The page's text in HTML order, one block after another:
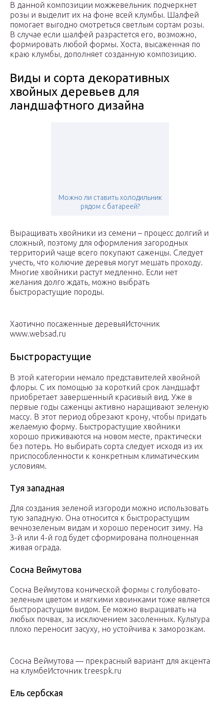
В данной композиции можжевельник подчеркнет
розы и выделит их на фоне всей клумбы. Шалфей
помогает выгодно смотреться светлым сортам розы.
В случае если шалфей разрастется его, возможно,
формировать любой формы. Хоста, высаженная по
краю клумбы, дополняет созданную композицию.
Виды и сорта декоративных
хвойных деревьев для
ландшафтного дизайна
Можно ли ставить холодильник
рядом с батареей?
Выращивать хвойники из семени – процесс долгий и
сложный, поэтому для оформления загородных
территорий чаще всего покупают саженцы. Следует
учесть, что колючие деревья могут мешать проходу.
Многие хвойники растут медленно. Если нет
желания долго ждать, можно выбрать
быстрорастущие породы.
Хаотично посаженные деревьяИсточник
www.websad.ru
Быстрорастущие
В этой категории немало представителей хвойной
флоры. С их помощью за короткий срок ландшафт
приобретает завершенный красивый вид. Уже в
первые годы саженцы активно наращивают зеленую
массу. В этот период обрезают крону, чтобы придать
желаемую форму. Быстрорастущие хвойники
хорошо приживаются на новом месте, практически
без потерь. Но выбирать сорта следует исходя из их
приспособленности к конкретным климатическим
условиям.
Туя западная
Для создания зеленой изгороди можно использовать
тую западную. Она относится к быстрорастущим
вечнозеленым видам и хорошо переносит зиму. На
3-й или 4-й год будет сформирована полноценная
живая ограда.
Сосна Веймутова
Сосна Веймутова конической формы с голубовато-
зеленым цветом и мягкими хвоинками тоже является
быстрорастущим видом. Ее можно выращивать на
любых почвах, за исключением засоленных. Культура
плохо переносит засуху, но устойчива к заморозкам.
Сосна Веймутова — прекрасный вариант для акцента
на клумбеИсточник treespk.ru
Ель сербская